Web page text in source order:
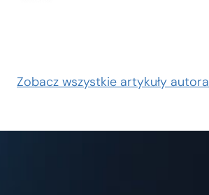
Zobacz wszystkie artykuły autora